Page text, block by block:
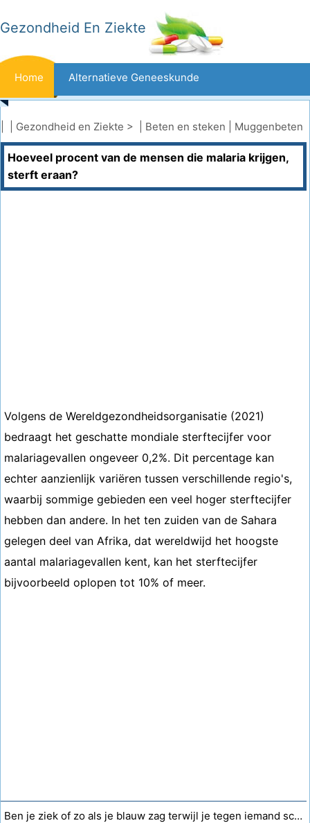
Gezondheid En Ziekte
Home Alternatieve Geneeskunde
Beten En Steken Kanker
Aandoeningen En Behandelingen Mond- En Tandzorg
Gezondheid en Ziekte > | Beten en steken Muggenbeten
Hoeveel procent van de mensen die malaria krijgen,
sterft eraan?
Volgens de Wereldgezondheidsorganisatie (2021)
bedraagt ​​het geschatte mondiale sterftecijfer voor
malariagevallen ongeveer 0,2%. Dit percentage kan
echter aanzienlijk variëren tussen verschillende regio's,
waarbij sommige gebieden een veel hoger sterftecijfer
hebben dan andere. In het ten zuiden van de Sahara
gelegen deel van Afrika, dat wereldwijd het hoogste
aantal malariagevallen kent, kan het sterftecijfer
bijvoorbeeld oplopen tot 10% of meer.
Ben je ziek of zo als je blauw zag terwijl je tegen iemand schreeuwde en vervolgens op de grond viel?